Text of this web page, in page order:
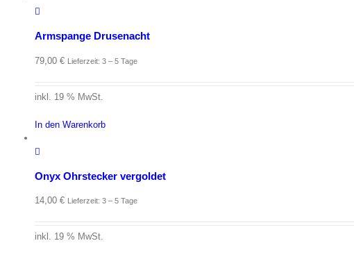
Armspange Drusenacht
79,00 € Lieferzeit: 3 – 5 Tage
inkl. 19 % MwSt.
In den Warenkorb
Onyx Ohrstecker vergoldet
14,00 € Lieferzeit: 3 – 5 Tage
inkl. 19 % MwSt.